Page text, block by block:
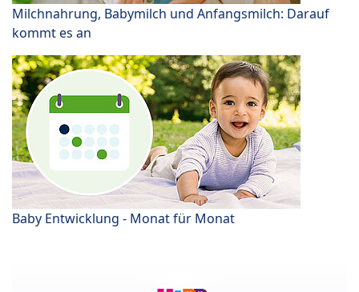
Milchnahrung, Babymilch und Anfangsmilch: Darauf
kommt es an
Baby Entwicklung - Monat für Monat